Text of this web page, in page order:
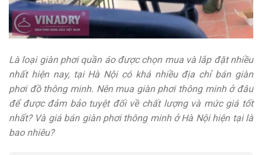
Là loại giàn phơi quần áo được chọn mua và lắp đặt nhiều
nhất hiện nay, tại Hà Nội có khá nhiều địa chỉ bán giàn
phơi đồ thông minh. Nên mua giàn phơi thông minh ở đâu
để được đảm bảo tuyệt đối về chất lượng và mức giá tốt
nhất? Và giá bán giàn phơi thông minh ở Hà Nội hiện tại là
bao nhiêu?